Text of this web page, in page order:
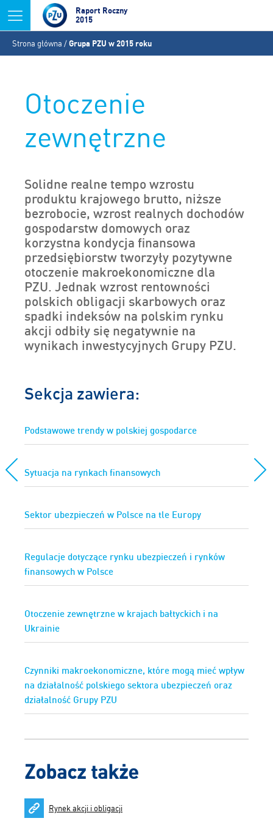
Jump to navigation
Raport Roczny
2015
Jesteś
tutaj
Strona główna /Grupa PZU w 2015 roku
Otoczenie
zewnętrzne
Solidne realne tempo wzrostu
produktu krajowego brutto, niższe
bezrobocie, wzrost realnych dochodów
gospodarstw domowych oraz
korzystna kondycja finansowa
przedsiębiorstw tworzyły pozytywne
otoczenie makroekonomiczne dla
PZU. Jednak wzrost rentowności
polskich obligacji skarbowych oraz
spadki indeksów na polskim rynku
akcji odbiły się negatywnie na
wynikach inwestycyjnych Grupy PZU.
Sekcja zawiera:
Podstawowe trendy w polskiej gospodarce
Sytuacja na rynkach finansowych
Sektor ubezpieczeń w Polsce na tle Europy
Regulacje dotyczące rynku ubezpieczeń i rynków
finansowych w Polsce
Otoczenie zewnętrzne w krajach bałtyckich i na
Ukrainie
Czynniki makroekonomiczne, które mogą mieć wpływ
na działalność polskiego sektora ubezpieczeń oraz
działalność Grupy PZU
Zobacz także
Rynek akcji i obligacji